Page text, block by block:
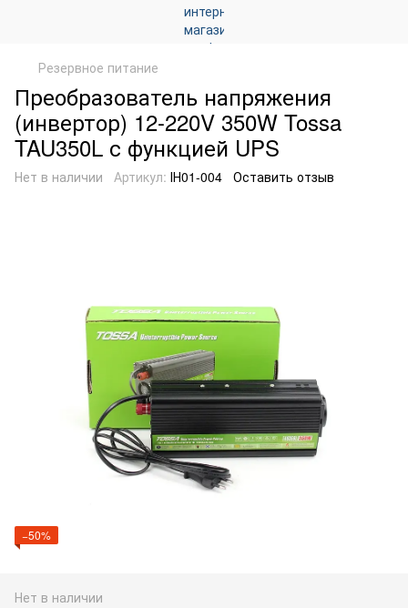
Резервное питание
Преобразователь напряжения
(инвертор) 12-220V 350W Tossa
TAU350L с функцией UPS
Нет в наличии Артикул: ІН01-004 Оставить отзыв
−50%
Нет в наличии